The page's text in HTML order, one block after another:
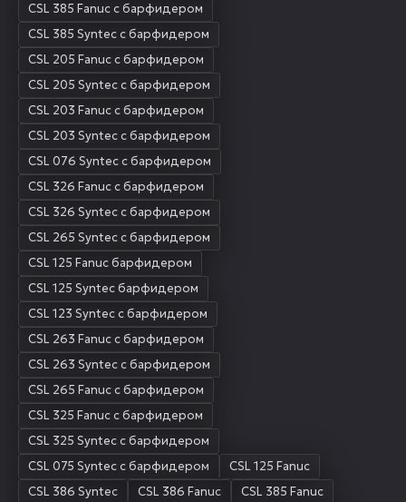
CSL 385 Fanuc с барфидером
CSL 385 Syntec с барфидером
CSL 205 Fanuc с барфидером
CSL 205 Syntec с барфидером
CSL 203 Fanuc с барфидером
CSL 203 Syntec с барфидером
CSL 076 Syntec с барфидером
CSL 326 Fanuc с барфидером
CSL 326 Syntec с барфидером
CSL 265 Syntec с барфидером
CSL 125 Fanuc барфидером
CSL 125 Synteс барфидером
CSL 123 Syntec с барфидером
CSL 263 Fanuc с барфидером
CSL 263 Syntec с барфидером
CSL 265 Fanuc с барфидером
CSL 325 Fanuc с барфидером
CSL 325 Syntec с барфидером
CSL 075 Syntec с барфидером
CSL 125 Fanuc
CSL 386 Syntec
CSL 386 Fanuc
CSL 385 Fanuc